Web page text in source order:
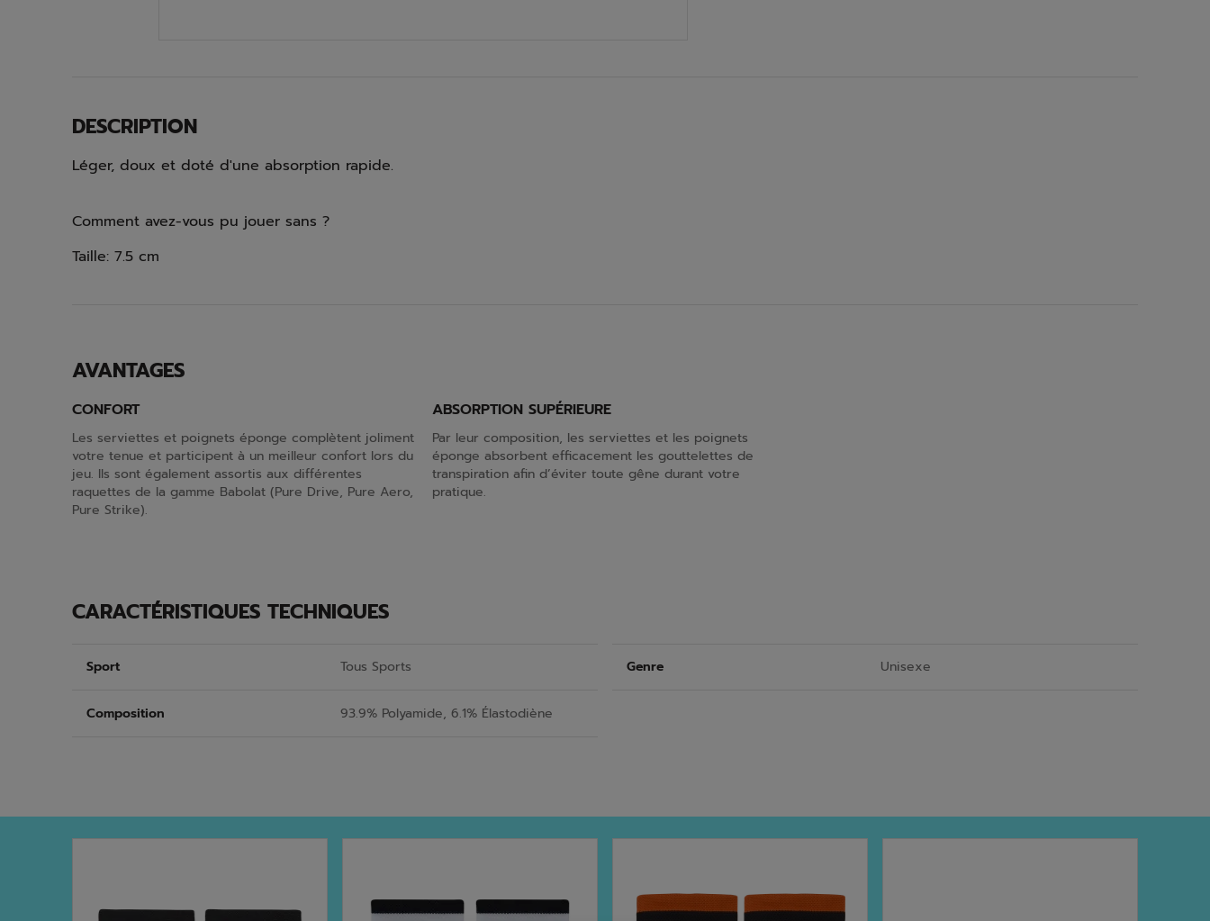
DESCRIPTION
Léger, doux et doté d'une absorption rapide.
Comment avez-vous pu jouer sans ?
Taille: 7.5 cm
AVANTAGES
CONFORT
Les serviettes et poignets éponge complètent joliment
votre tenue et participent à un meilleur confort lors du
jeu. Ils sont également assortis aux différentes
raquettes de la gamme Babolat (Pure Drive, Pure Aero,
Pure Strike).
ABSORPTION SUPÉRIEURE
Par leur composition, les serviettes et les poignets
éponge absorbent efficacement les gouttelettes de
transpiration afin d’éviter toute gêne durant votre
pratique.
CARACTÉRISTIQUES TECHNIQUES
Sport Tous Sports Genre Unisexe
Composition 93.9% Polyamide, 6.1% Élastodiène